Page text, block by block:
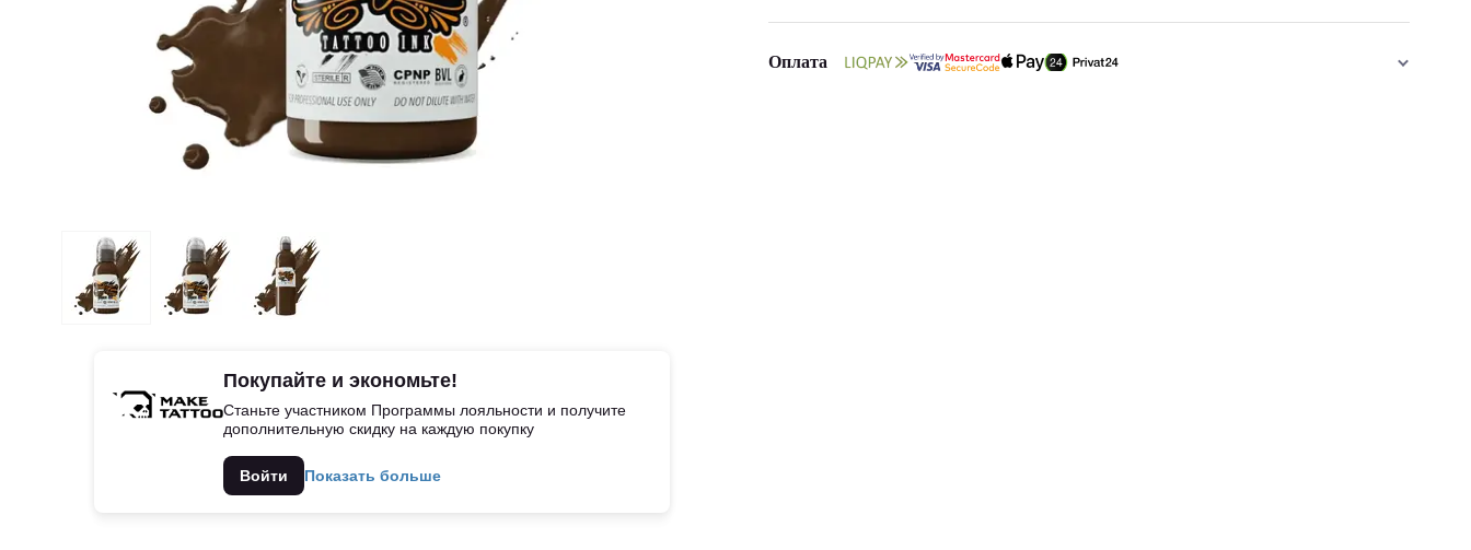
Покупайте и экономьте!
Станьте участником Программы лояльности и получите
дополнительную скидку на каждую покупку
Войти Показать больше
Оплата